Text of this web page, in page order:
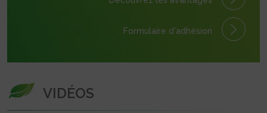
Formulaire d'adhésion
VIDÉOS